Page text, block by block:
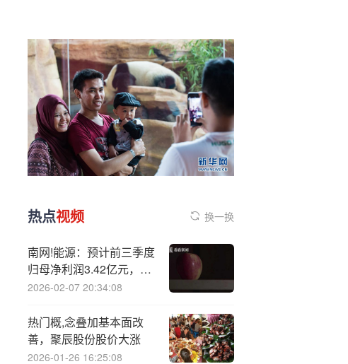
热点视频 换一换
南网!能源：预计前三季度
归母净利润3.42亿元，同
比增长125.08%
2026-02-07 20:34:08
热门概,念叠加基本面改
善，聚辰股份股价大涨
2026-01-26 16:25:08